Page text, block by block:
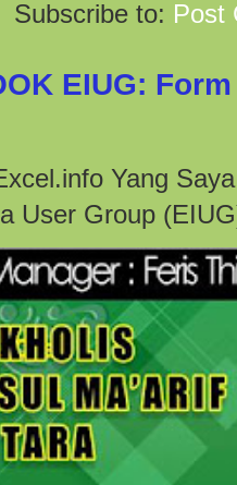
Subscribe to: Post
EIUG:
Yang
User Group